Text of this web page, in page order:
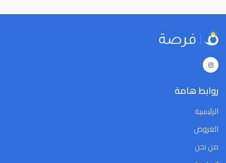
روابط هامة
الرئيسية
العروض
من نحن